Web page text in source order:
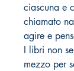
ciascuna e
chiamato
agire e
I libri non
mezzo per